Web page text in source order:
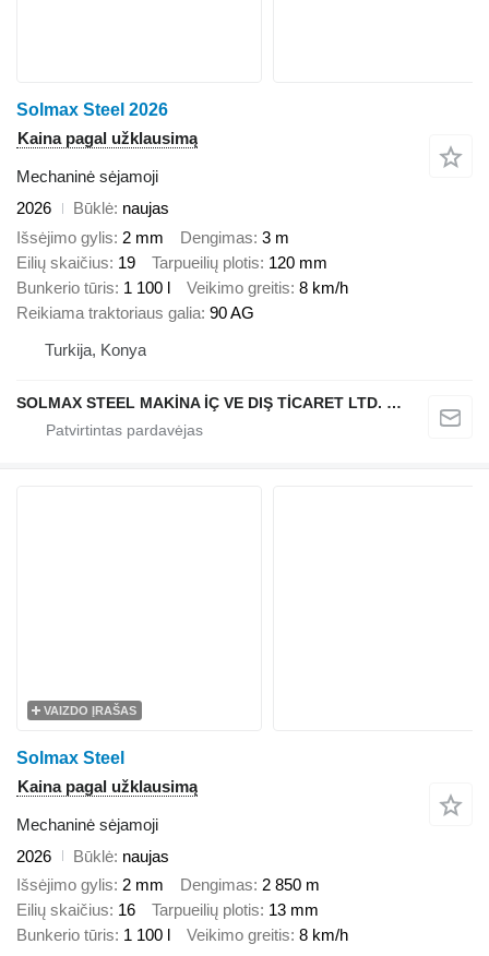
Solmax Steel 2026
Kaina pagal užklausimą
Mechaninė sėjamoji
2026
Būklė naujas
Išsėjimo gylis 2 mm Dengimas 3 m
Eilių skaičius 19 Tarpueilių plotis 120 mm
Bunkerio tūris 1 100 l Veikimo greitis 8 km/h
Reikiama traktoriaus galia 90 AG
Turkija, Konya
SOLMAX STEEL MAKİNA İÇ VE DIŞ TİCARET LTD. ŞTİ.
VAIZDO ĮRAŠAS
Solmax Steel
Kaina pagal užklausimą
Mechaninė sėjamoji
2026
Būklė naujas
Išsėjimo gylis 2 mm Dengimas 2 850 m
Eilių skaičius 16 Tarpueilių plotis 13 mm
Bunkerio tūris 1 100 l Veikimo greitis 8 km/h